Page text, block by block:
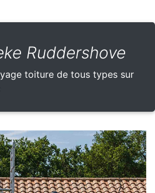
Ruddershove
toiture de tous types sur